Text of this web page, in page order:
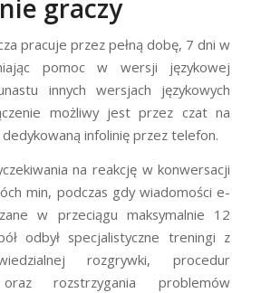
graczy
pracuje przez pełną dobę, 7 dni w
pomoc w wersji językowej
innych wersjach językowych
możliwy jest przez czat na
infolinię przez telefon.
na reakcję w konwersacji
min, podczas gdy wiadomości e-
w przeciągu maksymalnie 12
odbył specjalistyczne treningi z
rozgrywki, procedur
oraz rozstrzygania problemów